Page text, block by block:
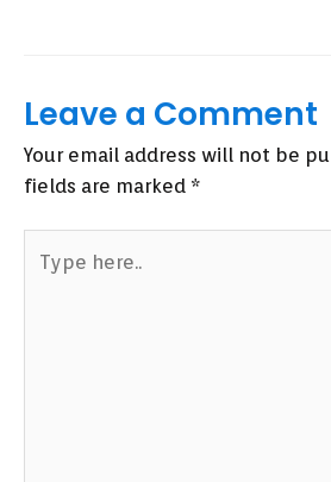
Leave a Comment
Your email address will not be
fields are marked *
here..